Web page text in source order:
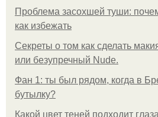
Проблема засохшей туши:
как избежать
Секреты о том как сделать
или безупречный Nude.
Фан 1: ты был рядом, когда в
бутылку?
Какой цвет теней подходит